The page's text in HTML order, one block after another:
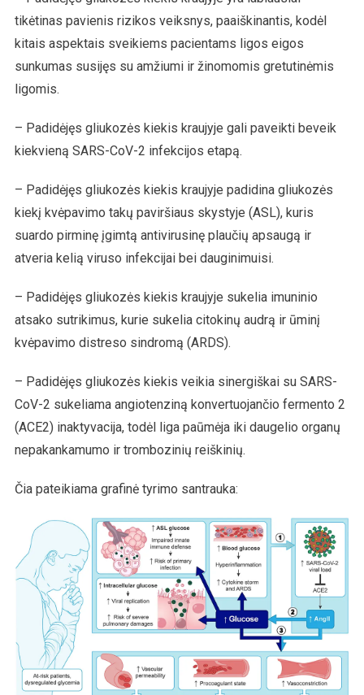
tikėtinas pavienis rizikos veiksnys, paaiškinantis, kodėl
kitais aspektais sveikiems pacientams ligos eigos
sunkumas susijęs su amžiumi ir žinomomis gretutinėmis
ligomis.
– Padidėjęs gliukozės kiekis kraujyje gali paveikti beveik
kiekvieną SARS-CoV-2 infekcijos etapą.
– Padidėjęs gliukozės kiekis kraujyje padidina gliukozės
kiekį kvėpavimo takų paviršiaus skystyje (ASL), kuris
suardo pirminę įgimtą antivirusinę plaučių apsaugą ir
atveria kelią viruso infekcijai bei dauginimuisi.
– Padidėjęs gliukozės kiekis kraujyje sukelia imuninio
atsako sutrikimus, kurie sukelia citokinų audrą ir ūminį
kvėpavimo distreso sindromą (ARDS).
– Padidėjęs gliukozės kiekis veikia sinergiškai su SARS-
CoV-2 sukeliama angiotenziną konvertuojančio fermento 2
(ACE2) inaktyvacija, todėl liga paūmėja iki daugelio organų
nepakankamumo ir trombozinių reiškinių.
Čia pateikiama grafinė tyrimo santrauka: